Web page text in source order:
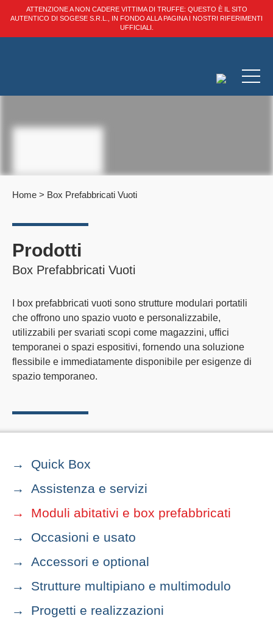
ATTENZIONE A NON CADERE VITTIMA DI TRUFFE: QUESTO È IL SITO
AUTENTICO DI SOGESE S.R.L., IN FONDO ALLA PAGINA I NOSTRI RIFERIMENTI
UFFICIALI.
Home > Box Prefabbricati Vuoti
Prodotti
Box Prefabbricati Vuoti
I box prefabbricati vuoti sono strutture modulari portatili
che offrono uno spazio vuoto e personalizzabile,
utilizzabili per svariati scopi come magazzini, uffici
temporanei o spazi espositivi, fornendo una soluzione
flessibile e immediatamente disponibile per esigenze di
spazio temporaneo.
Quick Box
Assistenza e servizi
Moduli abitativi e box prefabbricati
Occasioni e usato
Accessori e optional
Strutture multipiano e multimodulo
Progetti e realizzazioni